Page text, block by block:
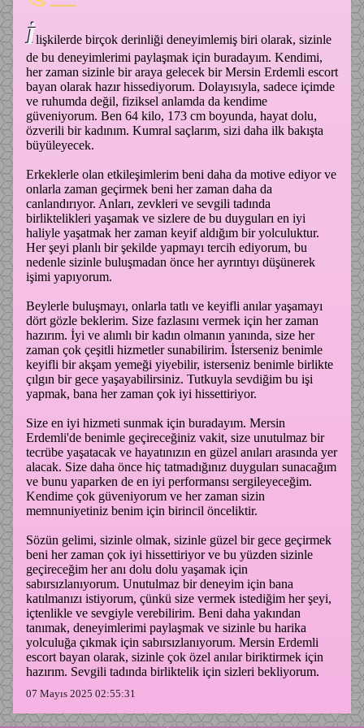
İlişkilerde birçok derinliği deneyimlemiş biri olarak, sizinle
de bu deneyimlerimi paylaşmak için buradayım. Kendimi,
her zaman sizinle bir araya gelecek bir Mersin Erdemli escort
bayan olarak hazır hissediyorum. Dolayısıyla, sadece içimde
ve ruhumda değil, fiziksel anlamda da kendime
güveniyorum. Ben 64 kilo, 173 cm boyunda, hayat dolu,
özverili bir kadınım. Kumral saçlarım, sizi daha ilk bakışta
büyüleyecek.
Erkeklerle olan etkileşimlerim beni daha da motive ediyor ve
onlarla zaman geçirmek beni her zaman daha da
canlandırıyor. Anları, zevkleri ve sevgili tadında
birliktelikleri yaşamak ve sizlere de bu duyguları en iyi
haliyle yaşatmak her zaman keyif aldığım bir yolculuktur.
Her şeyi planlı bir şekilde yapmayı tercih ediyorum, bu
nedenle sizinle buluşmadan önce her ayrıntıyı düşünerek
işimi yapıyorum.
Beylerle buluşmayı, onlarla tatlı ve keyifli anılar yaşamayı
dört gözle beklerim. Size fazlasını vermek için her zaman
hazırım. İyi ve alımlı bir kadın olmanın yanında, size her
zaman çok çeşitli hizmetler sunabilirim. İsterseniz benimle
keyifli bir akşam yemeği yiyebilir, isterseniz benimle birlikte
çılgın bir gece yaşayabilirsiniz. Tutkuyla sevdiğim bu işi
yapmak, bana her zaman çok iyi hissettiriyor.
Size en iyi hizmeti sunmak için buradayım. Mersin
Erdemli'de benimle geçireceğiniz vakit, size unutulmaz bir
tecrübe yaşatacak ve hayatınızın en güzel anıları arasında yer
alacak. Size daha önce hiç tatmadığınız duyguları sunacağım
ve bunu yaparken de en iyi performansı sergileyeceğim.
Kendime çok güveniyorum ve her zaman sizin
memnuniyetiniz benim için birincil önceliktir.
Sözün gelimi, sizinle olmak, sizinle güzel bir gece geçirmek
beni her zaman çok iyi hissettiriyor ve bu yüzden sizinle
geçireceğim her anı dolu dolu yaşamak için
sabırsızlanıyorum. Unutulmaz bir deneyim için bana
katılmanızı istiyorum, çünkü size vermek istediğim her şeyi,
içtenlikle ve sevgiyle verebilirim. Beni daha yakından
tanımak, deneyimlerimi paylaşmak ve sizinle bu harika
yolculuğa çıkmak için sabırsızlanıyorum. Mersin Erdemli
escort bayan olarak, sizinle çok özel anılar biriktirmek için
hazırım. Sevgili tadında birliktelik için sizleri bekliyorum.
07 Mayıs 2025 02:55:31